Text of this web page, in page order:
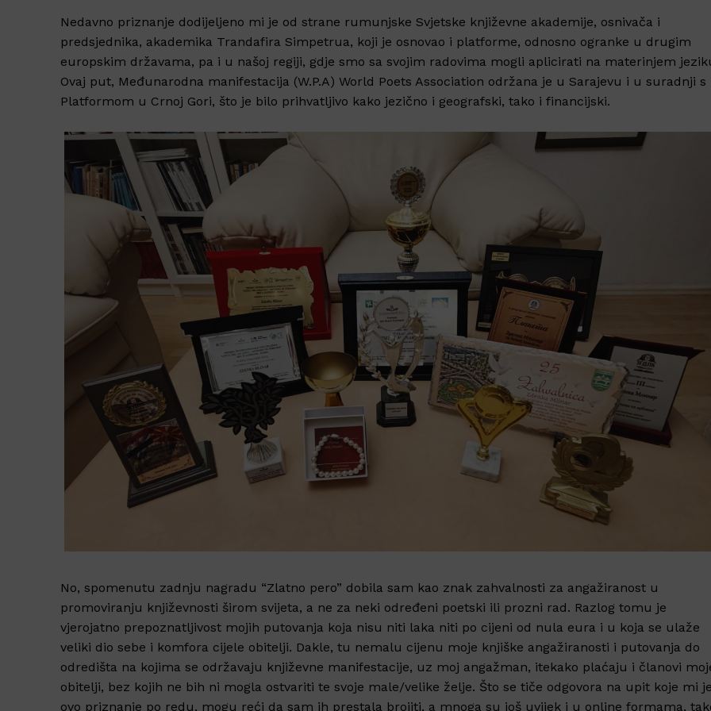
Nedavno priznanje dodijeljeno mi je od strane rumunjske Svjetske književne akademije, osnivača i
predsjednika, akademika Trandafira Simpetrua, koji je osnovao i platforme, odnosno ogranke u drugim
europskim državama, pa i u našoj regiji, gdje smo sa svojim radovima mogli aplicirati na materinjem
Ovaj put, Međunarodna manifestacija (W.P.A) World Poets Association održana je u Sarajevu i u suradnji s
Platformom u Crnoj Gori, što je bilo prihvatljivo kako jezično i geografski, tako i financijski.
No, spomenutu zadnju nagradu “Zlatno pero” dobila sam kao znak zahvalnosti za angažiranost u
promoviranju književnosti širom svijeta, a ne za neki određeni poetski ili prozni rad. Razlog tomu je
vjerojatno prepoznatljivost mojih putovanja koja nisu niti laka niti po cijeni od nula eura i u koja se ulaže
veliki dio sebe i komfora cijele obitelji. Dakle, tu nemalu cijenu moje knjiške angažiranosti i putovanja do
odredišta na kojima se održavaju književne manifestacije, uz moj angažman, itekako plaćaju i članovi
obitelji, bez kojih ne bih ni mogla ostvariti te svoje male/velike želje. Što se tiče odgovora na upit koje mi
ovo priznanje po redu, mogu reći da sam ih prestala brojiti, a mnoga su još uvijek i u online formama,